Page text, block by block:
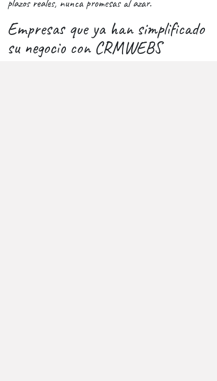
plazos reales, nunca promesas al azar.​
Empresas que ya han simplificado
su negocio con CRMWEBS